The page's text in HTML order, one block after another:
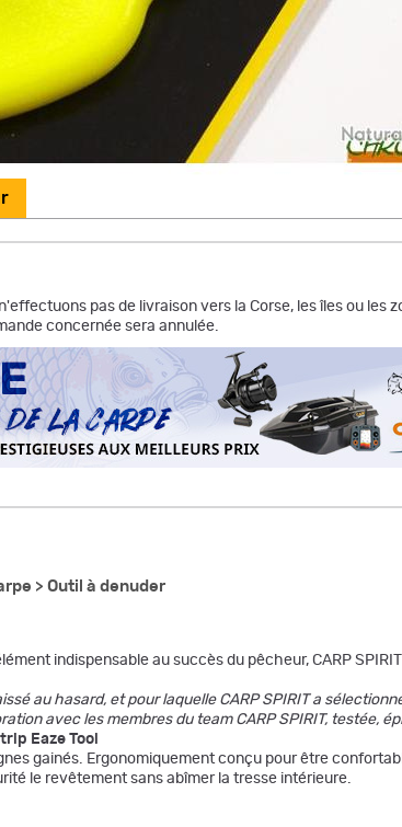
pas de livraison vers la Corse, les îles ou
concernée sera annulée.
> Outil à denuder
indispensable au succès du pêcheur, CARP
au hasard, et pour laquelle CARP SPIRIT a
avec les membres du team CARP SPIRIT, testée,
Eaze Tool
gainés. Ergonomiquement conçu pour être
le revêtement sans abîmer la tresse intérieure.